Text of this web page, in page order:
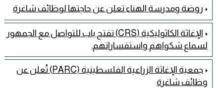
روضة ومدرسة الهناء تعلن عن حاجتها لوظائف شاغرة
الإغاثة الكاثوليكية (CRS) تفتح باب للتواصل مع الجمهور
لسماع شكواهم واستفساراتهم.
جمعية الإغاثة الزراعية الفلسطينية (PARC) تُعلن عن
وظائف شاغرة